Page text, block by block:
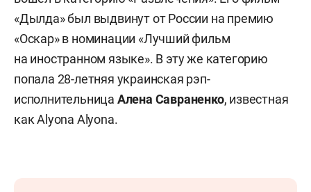
«Дылда» был выдвинут от России на премию
«Оскар» в номинации «Лучший фильм
на иностранном языке». В эту же категорию
попала 28-летняя украинская рэп-
исполнительница Алена Савраненко, известная
как Alyona Alyona.